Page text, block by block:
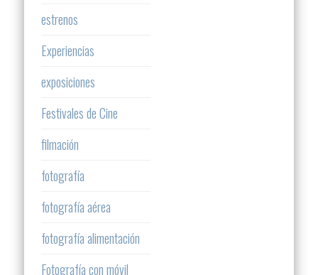
estrenos
Experiencias
exposiciones
Festivales de Cine
filmación
fotografía
fotografía aérea
fotografía alimentación
Fotografía con móvil